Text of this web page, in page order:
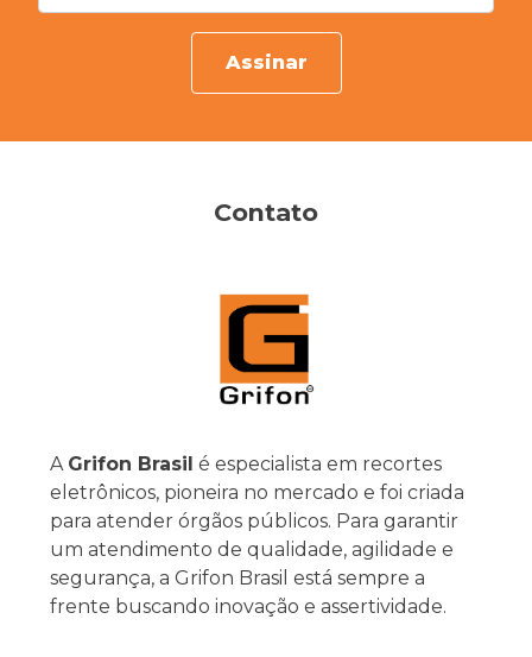
Assinar
Contato
A Grifon Brasil é especialista em recortes
eletrônicos, pioneira no mercado e foi criada
para atender órgãos públicos. Para garantir
um atendimento de qualidade, agilidade e
segurança, a Grifon Brasil está sempre a
frente buscando inovação e assertividade.